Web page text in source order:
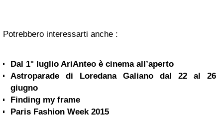
Potrebbero interessarti anche :
Dal 1° luglio AriAnteo è cinema all’aperto
Astroparade di Loredana Galiano dal 22 al 26
giugno
Finding my frame
Paris Fashion Week 2015